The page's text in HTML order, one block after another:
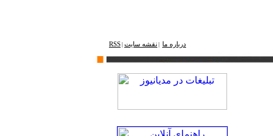
درباره ما نقشه ‌سایت RSS